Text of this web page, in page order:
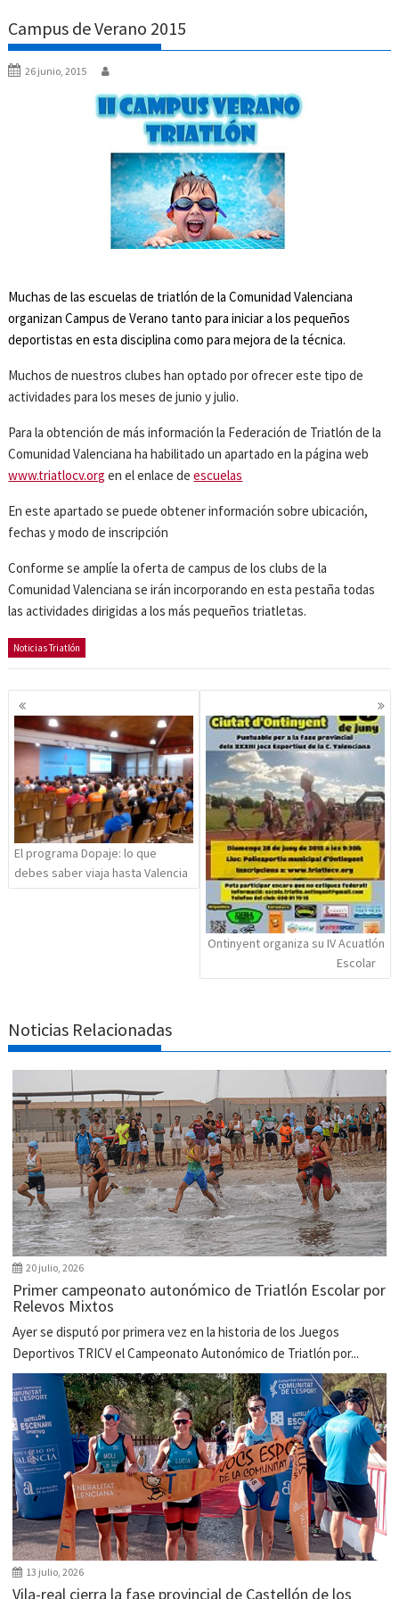
Campus de Verano 2015
26 junio, 2015
Muchas de las escuelas de triatlón de la Comunidad Valenciana
organizan Campus de Verano tanto para iniciar a los pequeños
deportistas en esta disciplina como para mejora de la técnica.
Muchos de nuestros clubes han optado por ofrecer este tipo de
actividades para los meses de junio y julio.
Para la obtención de más información la Federación de Triatlón de la
Comunidad Valenciana ha habilitado un apartado en la página web
www.triatlocv.org en el enlace deescuelas
En este apartado se puede obtener información sobre ubicación,
fechas y modo de inscripción
Conforme se amplíe la oferta de campus de los clubs de la
Comunidad Valenciana se irán incorporando en esta pestaña todas
las actividades dirigidas a los más pequeños triatletas.
Noticias Triatlón
Navegación
de
entradas
El programa Dopaje: lo que
debes saber viaja hasta Valencia
Ontinyent organiza su IV Acuatlón
Escolar
Noticias Relacionadas
20 julio, 2026
Primer campeonato autonómico de Triatlón Escolar por
Relevos Mixtos
Ayer se disputó por primera vez en la historia de los Juegos
Deportivos TRICV el Campeonato Autonómico de Triatlón por...
13 julio, 2026
Vila-real cierra la fase provincial de Castellón de los